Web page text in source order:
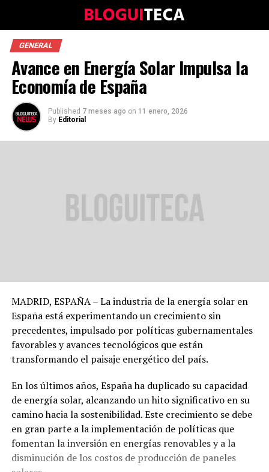
GENERAL
Avance en Energía Solar Impulsa la
Economía de España
Published 7 meses ago on 11 enero, 2026
By Editorial
MADRID, ESPAÑA – La industria de la energía solar en
España está experimentando un crecimiento sin
precedentes, impulsado por políticas gubernamentales
favorables y avances tecnológicos que están
transformando el paisaje energético del país.
En los últimos años, España ha duplicado su capacidad
de energía solar, alcanzando un hito significativo en su
camino hacia la sostenibilidad. Este crecimiento se debe
en gran parte a la implementación de políticas que
fomentan la inversión en energías renovables y a la
disminución de los costos de producción de paneles